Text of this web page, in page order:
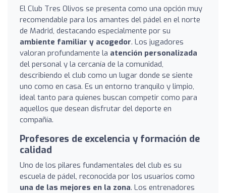
El Club Tres Olivos se presenta como una opción muy
recomendable para los amantes del pádel en el norte
de Madrid, destacando especialmente por su
ambiente familiar y acogedor. Los jugadores
valoran profundamente la atención personalizada
del personal y la cercanía de la comunidad,
describiendo el club como un lugar donde se siente
uno como en casa. Es un entorno tranquilo y limpio,
ideal tanto para quienes buscan competir como para
aquellos que desean disfrutar del deporte en
compañía.
Profesores de excelencia y formación de
calidad
Uno de los pilares fundamentales del club es su
escuela de pádel, reconocida por los usuarios como
una de las mejores en la zona. Los entrenadores